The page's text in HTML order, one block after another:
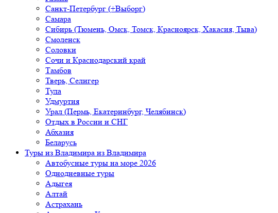
Санкт-Петербург (+Выборг)
Самара
Сибирь (Тюмень, Омск, Томск, Красноярск, Хакасия, Тыва)
Смоленск
Соловки
Сочи и Краснодарский край
Тамбов
Тверь, Селигер
Тула
Удмуртия
Урал (Пермь, Екатеринбург, Челябинск)
Отдых в России и СНГ
Абхазия
Беларусь
Туры из Владимира из Владимира
Автобусные туры на море 2026
Однодневные туры
Адыгея
Алтай
Астрахань